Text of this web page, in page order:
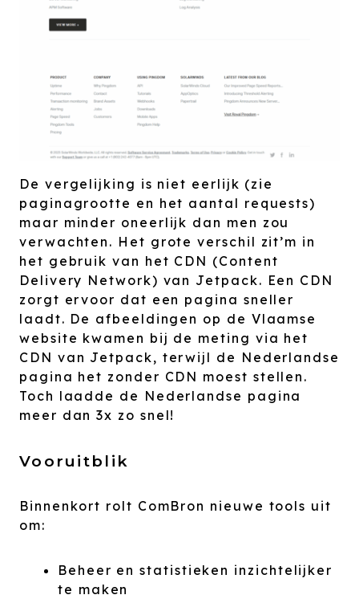
De vergelijking is niet eerlijk (zie
paginagrootte en het aantal requests)
maar minder oneerlijk dan men zou
verwachten. Het grote verschil zit’m in
het gebruik van het CDN (Content
Delivery Network) van Jetpack. Een CDN
zorgt ervoor dat een pagina sneller
laadt. De afbeeldingen op de Vlaamse
website kwamen bij de meting via het
CDN van Jetpack, terwijl de Nederlandse
pagina het zonder CDN moest stellen.
Toch laadde de Nederlandse pagina
meer dan 3x zo snel!
Vooruitblik
Binnenkort rolt ComBron nieuwe tools uit
om:
Beheer en statistieken inzichtelijker
te maken